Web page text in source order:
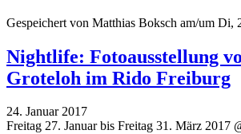
Gespeichert von Matthias Boksch am/um Di,
Nightlife: Fotoausstellung
Groteloh im Rido Freiburg
24. Januar 2017
Freitag 27. Januar bis Freitag 31. März 2017